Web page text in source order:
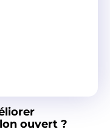
ouvert ?